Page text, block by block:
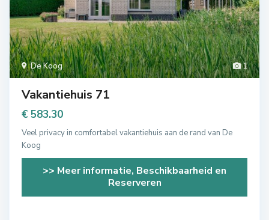
1
De Koog
Vakantiehuis 71
€ 583.30
Veel privacy in comfortabel vakantiehuis aan de rand van De
Koog
>> Meer informatie, Beschikbaarheid en
Reserveren